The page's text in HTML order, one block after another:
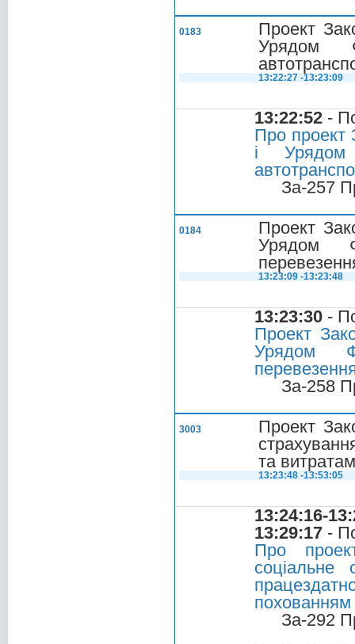
0183
Проект
Урядом
13:22:27 -13:23:09
13:22:52 -
Про проект
і Урядом
За-257
0184
Проект
Урядом
13:23:09 -13:23:48
13:23:30 -
Проект
Урядом
За-258
3003
Проект
та
13:23:48 -13:53:05
13:24:16-
13:29:17 -
Про
похованням
За-292